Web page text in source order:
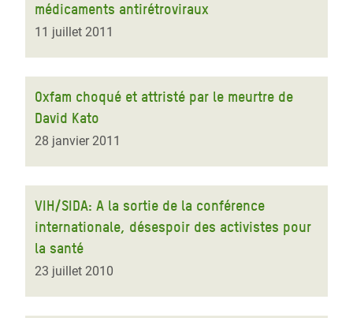
médicaments antirétroviraux
11 juillet 2011
Oxfam choqué et attristé par le meurtre de
David Kato
28 janvier 2011
VIH/SIDA: A la sortie de la conférence
internationale, désespoir des activistes pour
la santé
23 juillet 2010